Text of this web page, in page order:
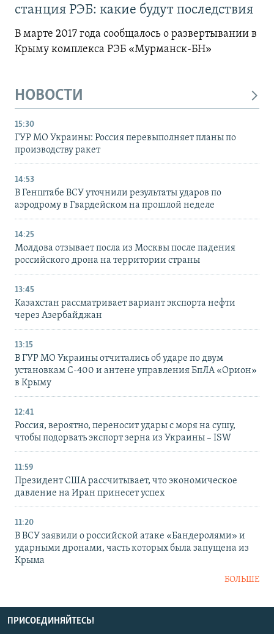
станция РЭБ: какие будут последствия
В марте 2017 года сообщалось о развертывании в
Крыму комплекса РЭБ «Мурманск-БН»
НОВОСТИ
15:30
ГУР МО Украины: Россия перевыполняет планы по
производству ракет
14:53
В Генштабе ВСУ уточнили результаты ударов по
аэродрому в Гвардейском на прошлой неделе
14:25
Молдова отзывает посла из Москвы после падения
российского дрона на территории страны
13:45
Казахстан рассматривает вариант экспорта нефти
через Азербайджан
13:15
В ГУР МО Украины отчитались об ударе по двум
установкам С-400 и антене управления БпЛА «Орион»
в Крыму
12:41
Россия, вероятно, переносит удары с моря на сушу,
чтобы подорвать экспорт зерна из Украины – ISW
11:59
Президент США рассчитывает, что экономическое
давление на Иран принесет успех
11:20
В ВСУ заявили о российской атаке «Бандеролями» и
ударными дронами, часть которых была запущена из
Крыма
БОЛЬШЕ
ПРИСОЕДИНЯЙТЕСЬ!